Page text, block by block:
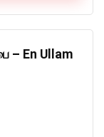
En Ullam